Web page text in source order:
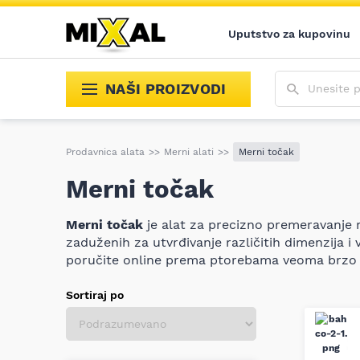
Uputstvo za kupovinu
NAŠI PROIZVODI
Prodavnica alata >> Merni alati >> Merni točak
Merni točak
Merni točak je alat za precizno premeravanje
zaduženih za utvrđivanje različitih dimenzija i
poručite online prema ptorebama veoma brzo
Sortiraj po